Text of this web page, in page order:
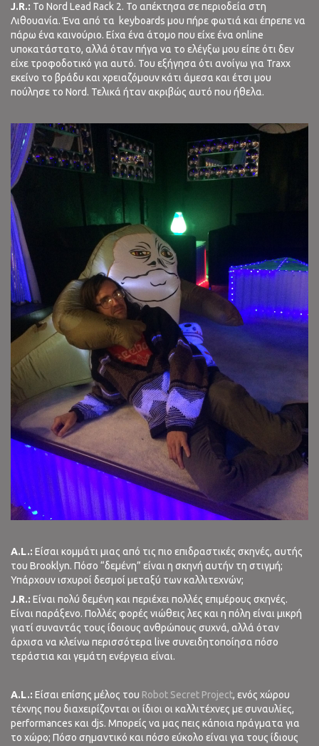
J.R.: Το Nord Lead Rack 2. Το απέκτησα σε περιοδεία στη
Λιθουανία. Ένα από τα keyboards μου πήρε φωτιά και έπρεπε να
πάρω ένα καινούριο. Είχα ένα άτομο που είχε ένα online
υποκατάστατο, αλλά όταν πήγα να το ελέγξω μου είπε ότι δεν
είχε τροφοδοτικό για αυτό. Του εξήγησα ότι ανοίγω για Traxx
εκείνο το βράδυ και χρειαζόμουν κάτι άμεσα και έτσι μου
πούλησε το Nord. Τελικά ήταν ακριβώς αυτό που ήθελα.
A.L.: Είσαι κομμάτι μιας από τις πιο επιδραστικές σκηνές, αυτής
του Brooklyn. Πόσο “δεμένη” είναι η σκηνή αυτήν τη στιγμή;
Υπάρχουν ισχυροί δεσμοί μεταξύ των καλλιτεχνών;
J.R.: Είναι πολύ δεμένη και περιέχει πολλές επιμέρους σκηνές.
Είναι παράξενο. Πολλές φορές νιώθεις λες και η πόλη είναι μικρή
γιατί συναντάς τους ίδοιους ανθρώπους συχνά, αλλά όταν
άρχισα να κλείνω περισσότερα live συνειδητοποίησα πόσο
τεράστια και γεμάτη ενέργεια είναι.
A.L.: Είσαι επίσης μέλος του Robot Secret Project, ενός χώρου
τέχνης που διαχειρίζονται οι ίδιοι οι καλλιτέχνες με συναυλίες,
performances και djs. Μπορείς να μας πεις κάποια πράγματα για
το χώρο; Πόσο σημαντικό και πόσο εύκολο είναι για τους ίδιους